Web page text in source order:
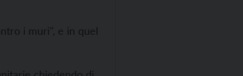
i muri", e in quel